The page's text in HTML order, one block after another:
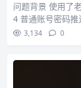
问题背景 使用了
4 普通账号密码
3,134 0